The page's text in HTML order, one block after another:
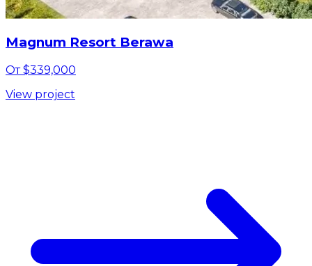
Magnum Resort Berawa
От $339,000
View project